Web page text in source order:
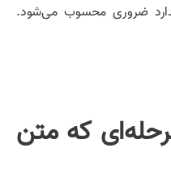
ضروری محسوب می‌شود.
که متن